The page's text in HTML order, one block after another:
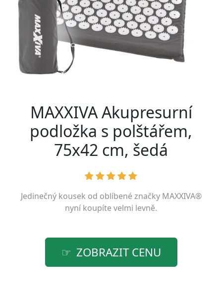
MAXXIVA Akupresurní
podložka s polštářem,
75x42 cm, šedá
Jedinečný kousek od oblíbené značky MAXXIVA®
nyní koupíte velmi levně.
ZOBRAZIT CENU